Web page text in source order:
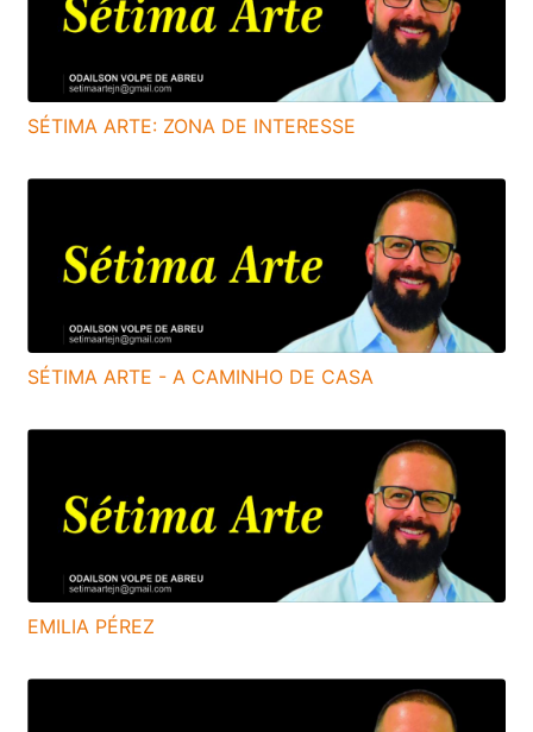
SÉTIMA ARTE: ZONA DE INTERESSE
SÉTIMA ARTE - A CAMINHO DE CASA
EMILIA PÉREZ